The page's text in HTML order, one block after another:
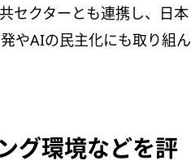
セクターとも連携し、日本
やAIの民主化にも取り組ん
グ環境などを評